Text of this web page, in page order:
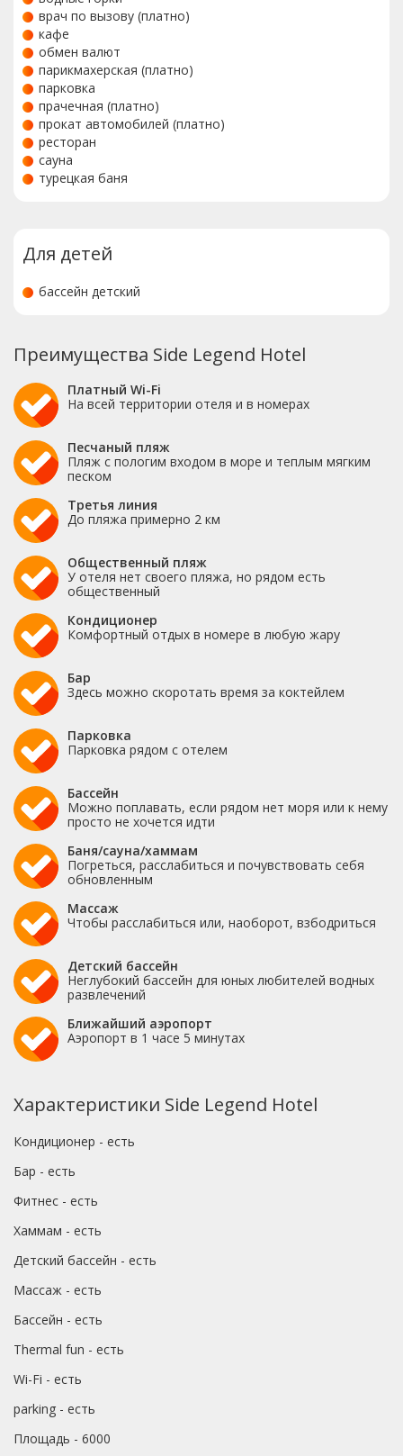
врач по вызову (платно)
кафе
обмен валют
парикмахерская (платно)
парковка
прачечная (платно)
прокат автомобилей (платно)
ресторан
сауна
турецкая баня
Для детей
бассейн детский
Преимущества Side Legend Hotel
Платный Wi-Fi
На всей территории отеля и в номерах
Песчаный пляж
Пляж с пологим входом в море и теплым мягким
песком
Третья линия
До пляжа примерно 2 км
Общественный пляж
У отеля нет своего пляжа, но рядом есть
общественный
Кондиционер
Комфортный отдых в номере в любую жару
Бар
Здесь можно скоротать время за коктейлем
Парковка
Парковка рядом с отелем
Бассейн
Можно поплавать, если рядом нет моря или к нему
просто не хочется идти
Баня/сауна/хаммам
Погреться, расслабиться и почувствовать себя
обновленным
Массаж
Чтобы расслабиться или, наоборот, взбодриться
Детский бассейн
Неглубокий бассейн для юных любителей водных
развлечений
Ближайший аэропорт
Аэропорт в 1 часе 5 минутах
Характеристики Side Legend Hotel
Кондиционер - есть
Бар - есть
Фитнес - есть
Хаммам - есть
Детский бассейн - есть
Массаж - есть
Бассейн - есть
Thermal fun - есть
Wi-Fi - есть
parking - есть
Площадь - 6000